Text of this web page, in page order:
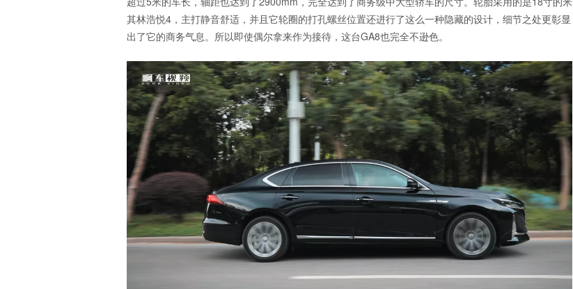
其林浩悦4，主打静音舒适，并且它轮圈的打孔螺丝位置还进行了这么一种隐藏的设计，细节之处更彰显
出了它的商务气息。所以即使偶尔拿来作为接待，这台GA8也完全不逊色。